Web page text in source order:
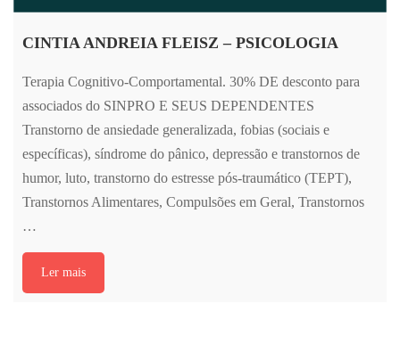
CINTIA ANDREIA FLEISZ – PSICOLOGIA
Terapia Cognitivo-Comportamental. 30% DE desconto para
associados do SINPRO E SEUS DEPENDENTES
Transtorno de ansiedade generalizada, fobias (sociais e
específicas), síndrome do pânico, depressão e transtornos de
humor, luto, transtorno do estresse pós-traumático (TEPT),
Transtornos Alimentares, Compulsões em Geral, Transtornos
…
Ler mais